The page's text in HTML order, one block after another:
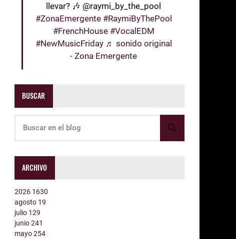
llevar? 🎶 @raymi_by_the_pool
#ZonaEmergente #RaymiByThePool
#FrenchHouse #VocalEDM
#NewMusicFriday ♬ sonido original
- Zona Emergente
BUSCAR
ARCHIVO
2026 1630
agosto 19
julio 129
junio241
mayo254